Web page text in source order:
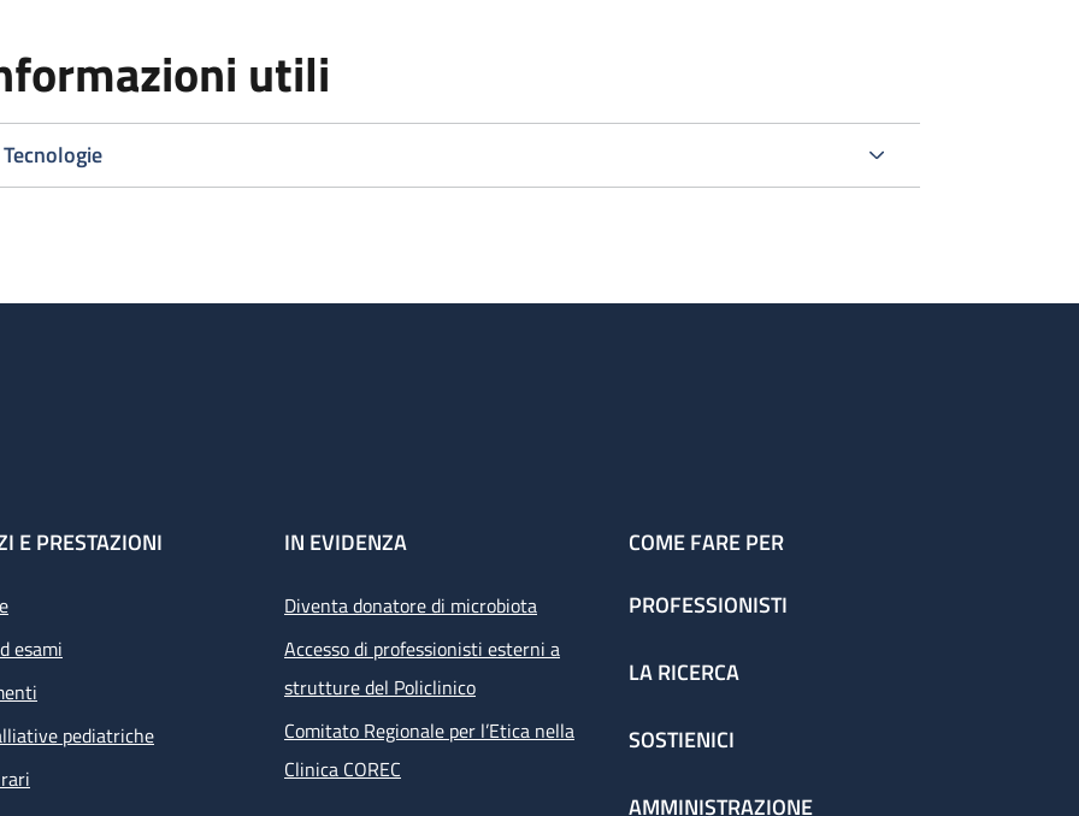
utili
Tecnologie
E PRESTAZIONI
esami
pediatriche
IN EVIDENZA
Diventa donatore di microbiota
Accesso di professionisti esterni a
strutture del Policlinico
Comitato Regionale per l’Etica nella
Clinica COREC
COME FARE PER
PROFESSIONISTI
LA RICERCA
SOSTIENICI
AMMINISTRAZIONE